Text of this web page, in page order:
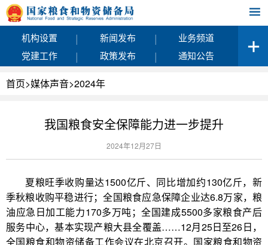
机构设置 | 新闻发布 |
业务频道
党建工作
| 政策发布 | 通知公告
首页>媒体声音>2024年
我国粮食安全保障能力进一步提升
2024年12月27日
夏粮旺季收购量达1500亿斤、同比增加约130亿斤，新
季秋粮收购平稳进行；全国粮食应急保障企业达6.8万家，粮
油应急日加工能力170多万吨；全国建成5500多家粮食产后
服务中心，基本实现产粮大县全覆盖……12月25日至26日，
全国粮食和物资储备工作会议在北京召开。国家粮食和物资